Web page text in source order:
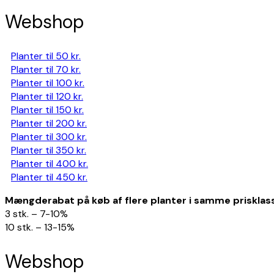
Webshop
Planter til 50 kr.
Planter til 70 kr.
Planter til 100 kr.
Planter til 120 kr.
Planter til 150 kr.
Planter til 200 kr.
Planter til 300 kr.
Planter til 350 kr.
Planter til 400 kr.
Planter til 450 kr.
Mængderabat på køb af flere planter i samme
3 stk. – 7-10%
10 stk. – 13-15%
Webshop